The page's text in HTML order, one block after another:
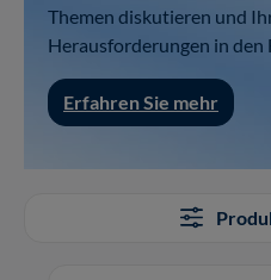
Themen diskutieren und
Herausforderungen in den
Erfahren Sie mehr